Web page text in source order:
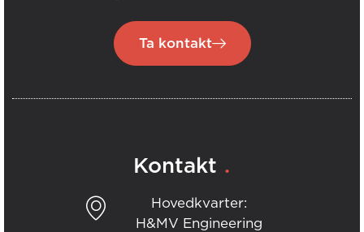
Ta kontakt
Kontakt .
Hovedkvarter:
H&MV Engineering